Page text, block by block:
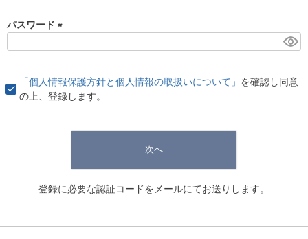
パスワード
)
「個人情報保護方針と個人情報の取扱いについて」 を確認し同意
の上、登録します。
次へ
登録に必要な認証コードをメールにてお送りします。